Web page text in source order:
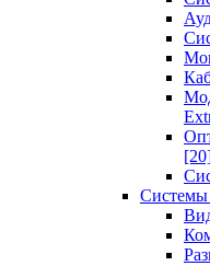
Системы